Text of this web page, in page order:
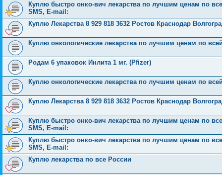
Куплю быстро онко-вич лекарства по лучшим ценам по
SMS, E-mail:
Куплю Лекарства 8 929 818 3632 Ростов Краснодар
Куплю онкологические лекарства по лучшим ценам по
Родам 6 упаковок Инлита 1 мг. (Pfizer)
Куплю онкологические лекарства по лучшим ценам по
Куплю Лекарства 8 929 818 3632 Ростов Краснодар
Куплю быстро онко-вич лекарства по лучшим ценам по
SMS, E-mail:
Куплю быстро онко-вич лекарства по лучшим ценам по
SMS, E-mail:
Куплю лекарства по все России